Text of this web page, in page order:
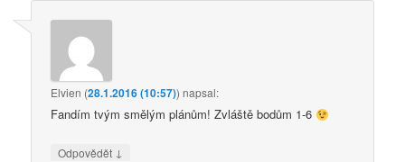
Elvien (28.1.2016 (10:57))napsal:
Fandím tvým smělým plánům! Zvláště bodům 1-6
Odpovědět ↓